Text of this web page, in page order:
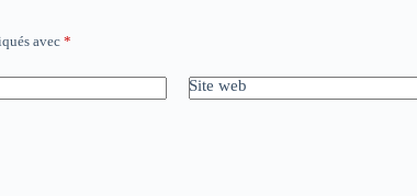
avec *
Site web